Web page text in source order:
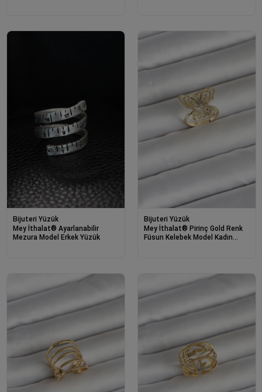
Bijuteri Yüzük
Mey İthalat® Ayarlanabilir
Mezura Model Erkek Yüzük
Bijuteri Yüzük
Mey İthalat® Pirinç Gold Renk
Füsun Kelebek Model Kadın